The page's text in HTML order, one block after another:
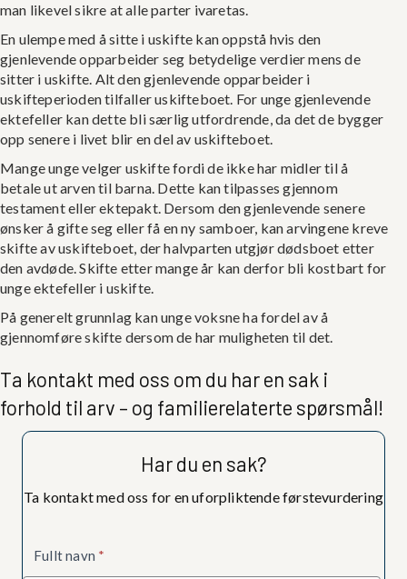
man likevel sikre at alle parter ivaretas.
En ulempe med å sitte i uskifte kan oppstå hvis den
gjenlevende opparbeider seg betydelige verdier mens de
sitter i uskifte. Alt den gjenlevende opparbeider i
uskifteperioden tilfaller uskifteboet. For unge gjenlevende
ektefeller kan dette bli særlig utfordrende, da det de bygger
opp senere i livet blir en del av uskifteboet.
Mange unge velger uskifte fordi de ikke har midler til å
betale ut arven til barna. Dette kan tilpasses gjennom
testament eller ektepakt. Dersom den gjenlevende senere
ønsker å gifte seg eller få en ny samboer, kan arvingene kreve
skifte av uskifteboet, der halvparten utgjør dødsboet etter
den avdøde. Skifte etter mange år kan derfor bli kostbart for
unge ektefeller i uskifte.
På generelt grunnlag kan unge voksne ha fordel av å
gjennomføre skifte dersom de har muligheten til det.
Ta kontakt med oss om du har en sak i
forhold til arv – og familierelaterte spørsmål!
Har du en sak?
Ta kontakt med oss for en uforpliktende førstevurdering
Fullt navn *